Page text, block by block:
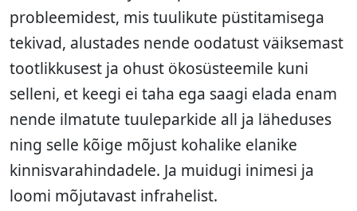
probleemidest, mis tuulikute püstitamisega
tekivad, alustades nende oodatust väiksemast
tootlikkusest ja ohust ökosüsteemile kuni
selleni, et keegi ei taha ega saagi elada enam
nende ilmatute tuuleparkide all ja läheduses
ning selle kõige mõjust kohalike elanike
kinnisvarahindadele. Ja muidugi inimesi ja
loomi mõjutavast infrahelist.